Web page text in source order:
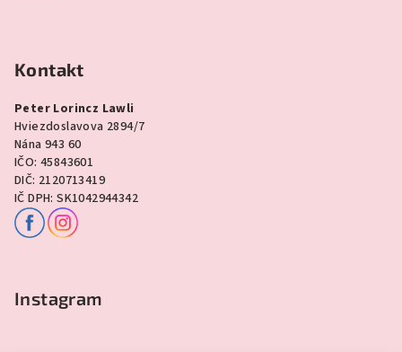
Kontakt
Peter Lorincz Lawli
Hviezdoslavova 2894/7
Nána 943 60
IČO: 45843601
DIČ: 2120713419
IČ DPH: SK1042944342
Instagram